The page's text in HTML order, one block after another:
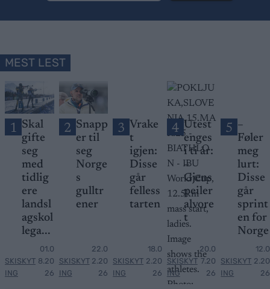
MEST LEST
1 Skal
gifte
seg
med
tidlig
ere
landsl
agskol
lega...
SKISKYT
ING
01.0
8.20
26
2 Snapp
er til
seg
Norge
s
gulltr
ener
SKISKYT
ING
22.0
2.20
26
3 Vrake
t
igjen:
Disse
går
felless
tarten
SKISKYT
ING
18.0
2.20
26
4 Utest
enges
i ti år:
–
Gjens
peiler
alvore
t
SKISKYT
ING
20.0
7.20
26
5 –
Føler
meg
lurt:
Disse
går
sprint
en for
Norge
SKISKYT
ING
12.0
2.20
26